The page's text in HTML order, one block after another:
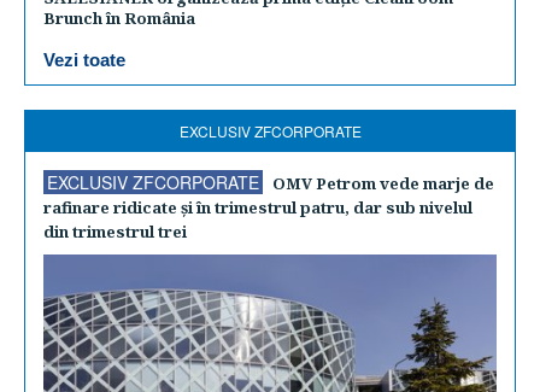
Brunch în România
Vezi toate
EXCLUSIV ZFCORPORATE
EXCLUSIV ZFCORPORATE
OMV Petrom vede marje de
rafinare ridicate şi în trimestrul patru, dar sub nivelul
din trimestrul trei